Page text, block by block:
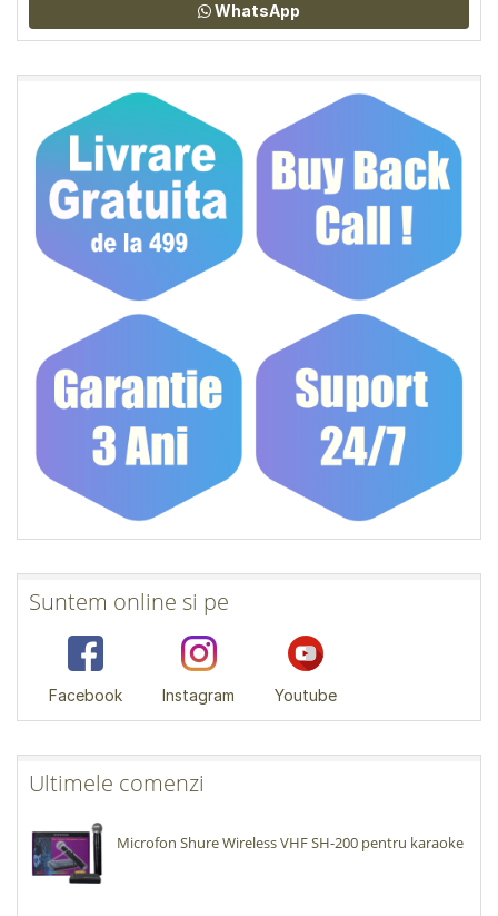
WhatsApp
Suntem online si pe
Facebook Instagram Youtube
Ultimele comenzi
Microfon Shure Wireless VHF SH-200 pentru karaoke